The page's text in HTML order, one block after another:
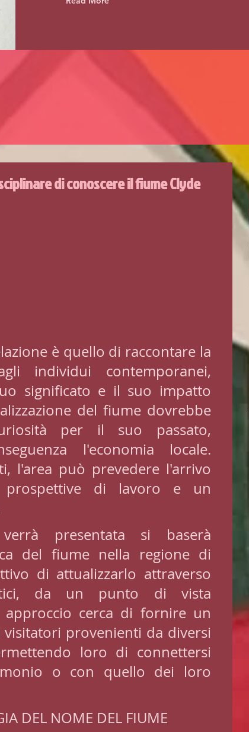
di conoscere il fiume Clyde
è quello di raccontare la
individui contemporanei,
significato e il suo impatto
del fiume dovrebbe
per il suo passato,
l'economia locale.
l'area può prevedere l'arrivo
prospettive di lavoro e un
presentata si baserà
del fiume nella regione di
di attualizzarlo attraverso
da un punto di vista
approccio cerca di fornire un
provenienti da diversi
loro di connettersi
o con quello dei loro
DEL NOME DEL FIUME